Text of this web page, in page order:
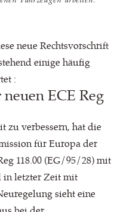
neue Rechtsvorschrift
einige häufig
:
ECE Reg
zu verbessern, hat die
für Europa der
118.00 (EG/95/28) mit
in letzter Zeit mit
sieht eine